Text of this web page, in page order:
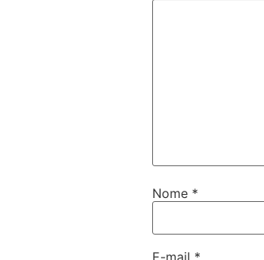
Nome *
E-mail *